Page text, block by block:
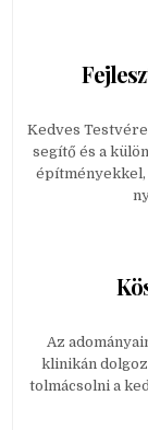
Kedves
segítő és a
építményekkel,
Az
klinikán
tolmácsolni a